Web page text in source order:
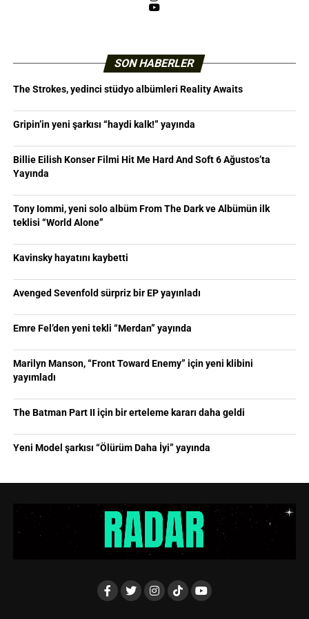
YouTube
SON HABERLER
The Strokes, yedinci stüdyo albümleri Reality Awaits
Gripin’in yeni şarkısı “haydi kalk!” yayında
Billie Eilish Konser Filmi Hit Me Hard And Soft 6 Ağustos’ta
Yayında
Tony Iommi, yeni solo albüm From The Dark ve Albümün ilk
teklisi “World Alone”
Kavinsky hayatını kaybetti
Avenged Sevenfold sürpriz bir EP yayınladı
Emre Fel’den yeni tekli “Merdan” yayında
Marilyn Manson, “Front Toward Enemy” için yeni klibini
yayımladı
The Batman Part II için bir erteleme kararı daha geldi
Yeni Model şarkısı “Ölürüm Daha İyi” yayında